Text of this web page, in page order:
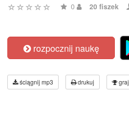
0 20 fiszek
rozpocznij naukę
ściągnij mp3 drukuj graj